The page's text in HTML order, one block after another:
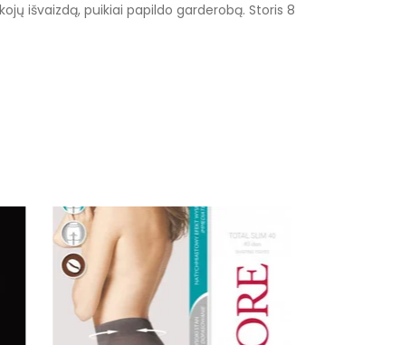
išvaizdą, puikiai papildo garderobą. Storis 8